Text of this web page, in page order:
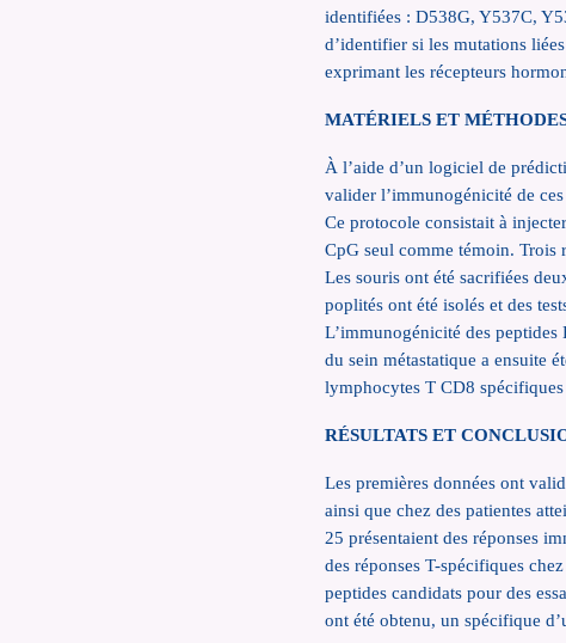
identifiées : D538G, Y537C,
d’identifier si les mutations
exprimant les récepteurs
MATÉRIELS ET
À l’aide d’un logiciel de
valider l’immunogénicité de
Ce protocole consistait à
CpG seul comme témoin. Trois
Les souris ont été sacrifiées
poplités ont été isolés et des
L’immunogénicité des peptides
du sein métastatique a ensuite
lymphocytes T CD8 spécifiques
RÉSULTATS ET
Les premières données ont
ainsi que chez des patientes
25 présentaient des réponses
des réponses T-spécifiques
peptides candidats pour des
ont été obtenu, un spécifique